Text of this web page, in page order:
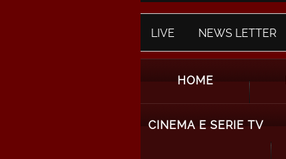
LIVE NEWS LETTER
HOME
CINEMA E SERIE TV